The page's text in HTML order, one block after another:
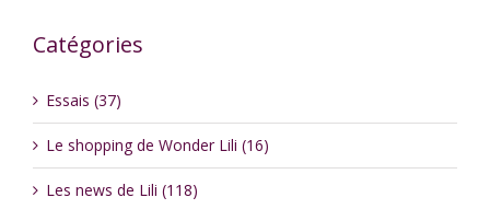
Catégories
Essais (37)
Le shopping de Wonder Lili (16)
Les news de Lili (118)